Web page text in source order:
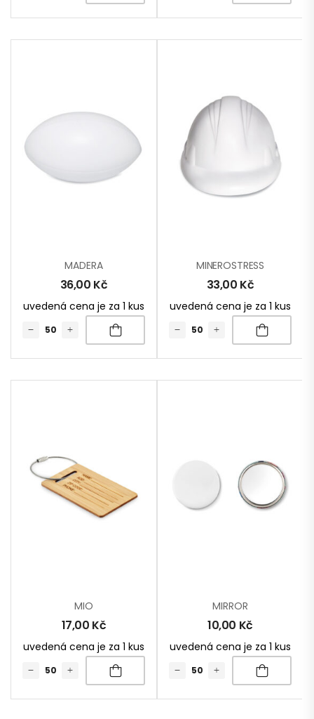
MADERA
36,00 Kč
uvedená cena je za 1 kus
MINEROSTRESS
33,00 Kč
uvedená cena je za 1 kus
MIO
17,00 Kč
uvedená cena je za 1 kus
MIRROR
10,00 Kč
uvedená cena je za 1 kus